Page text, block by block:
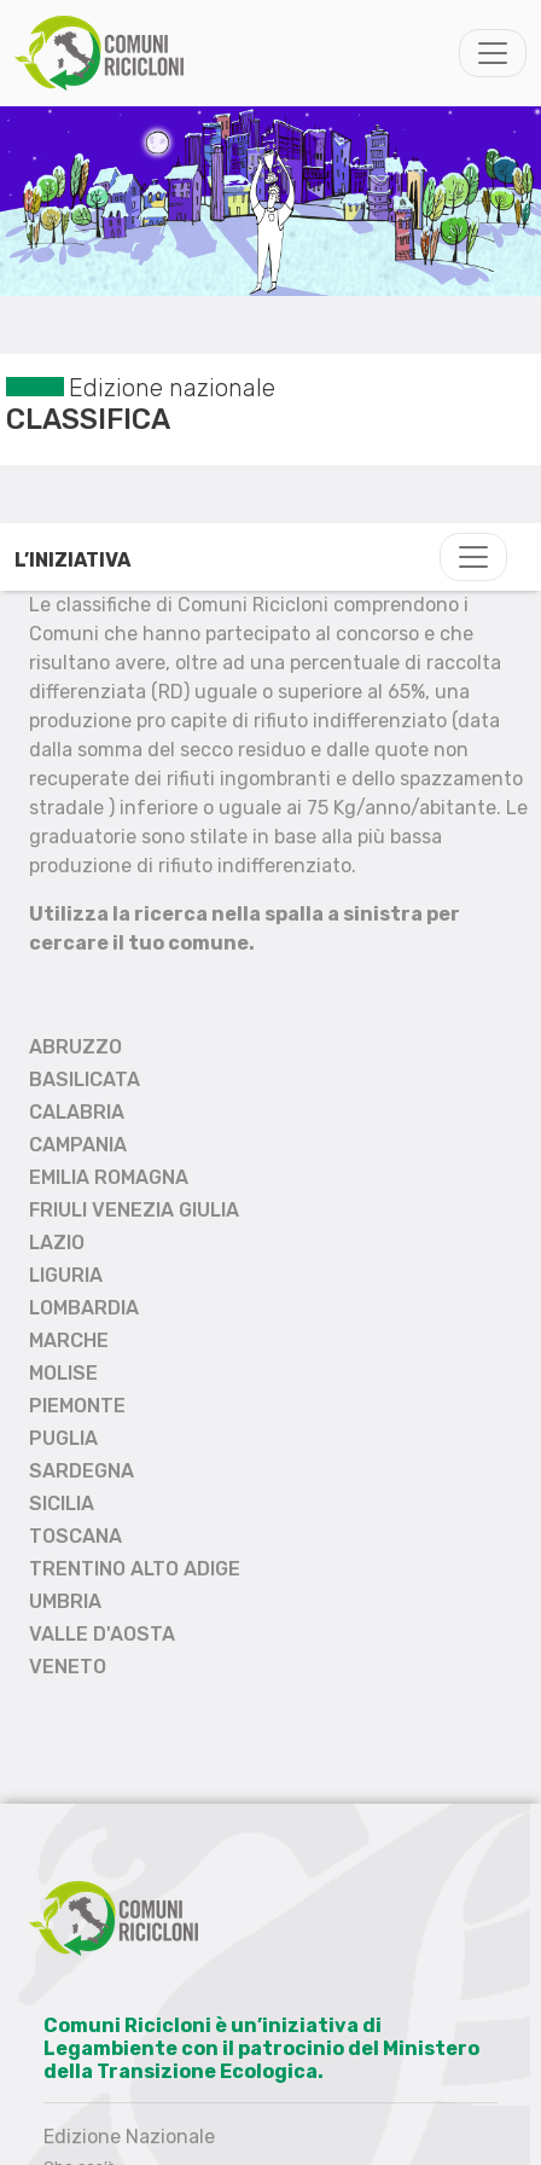
Edizione nazionale
CLASSIFICA
L’INIZIATIVA
Le classifiche di Comuni Ricicloni comprendono i
Comuni che hanno partecipato al concorso e che
risultano avere, oltre ad una percentuale di raccolta
differenziata (RD) uguale o superiore al 65%, una
produzione pro capite di rifiuto indifferenziato (data
dalla somma del secco residuo e dalle quote non
recuperate dei rifiuti ingombranti e dello spazzamento
stradale ) inferiore o uguale ai 75 Kg/anno/abitante. Le
graduatorie sono stilate in base alla più bassa
produzione di rifiuto indifferenziato.
Utilizza la ricerca nella spalla a sinistra per
cercare il tuo comune.
ABRUZZO
BASILICATA
CALABRIA
CAMPANIA
EMILIA ROMAGNA
FRIULI VENEZIA GIULIA
LAZIO
LIGURIA
LOMBARDIA
MARCHE
MOLISE
PIEMONTE
PUGLIA
SARDEGNA
SICILIA
TOSCANA
TRENTINO ALTO ADIGE
UMBRIA
VALLE D'AOSTA
VENETO
Comuni Ricicloni è un’iniziativa di
Legambiente con il patrocinio del Ministero
della Transizione Ecologica.
Edizione Nazionale